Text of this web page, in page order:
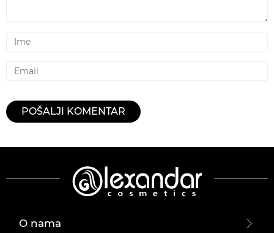
Ime
Email
POŠALJI KOMENTAR
O nama